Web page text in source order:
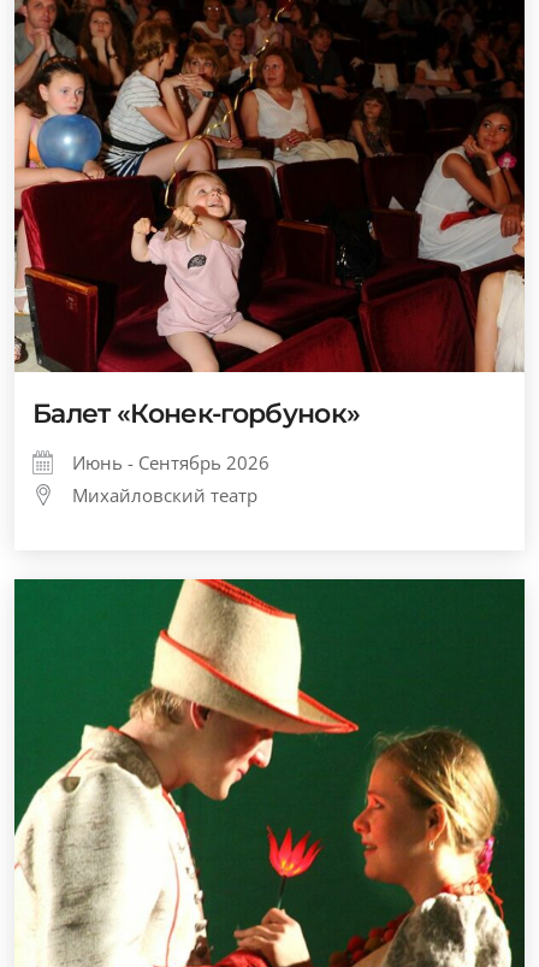
Балет «Конек-горбунок»
Июнь - Сентябрь 2026
Михайловский театр